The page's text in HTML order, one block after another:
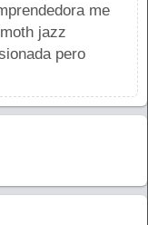
me
jazz
pero